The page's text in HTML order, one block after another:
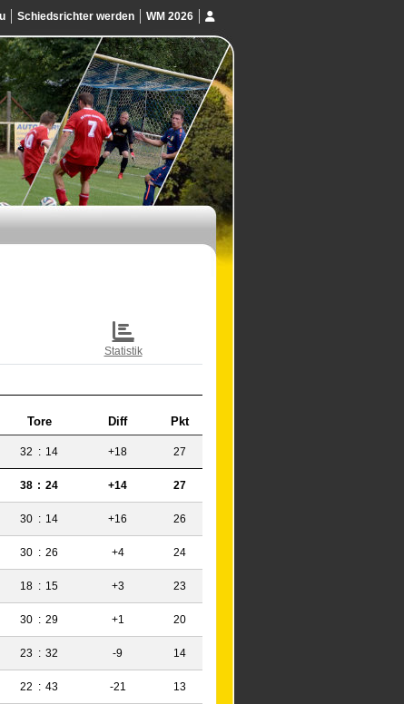
Schiedsrichter werden WM 2026
Statistik
Tore Diff Pkt
32 : 14 +18 27
38 : 24 +14 27
30 : 14 +16 26
30 : 26 +4 24
18 : 15 +3 23
30 : 29 +1 20
23 : 32 -9 14
22 : 43 -21 13